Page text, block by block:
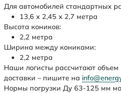
Для автомобилей стандартных
13,6 х 2,45 х 2,7 метра
Высота коников:
2,2 метра
Ширина между кониками:
2,2 метра
Наши логисты рассчитают объем
доставки – пишите на
Нормы погрузки Ду 63-125 мм